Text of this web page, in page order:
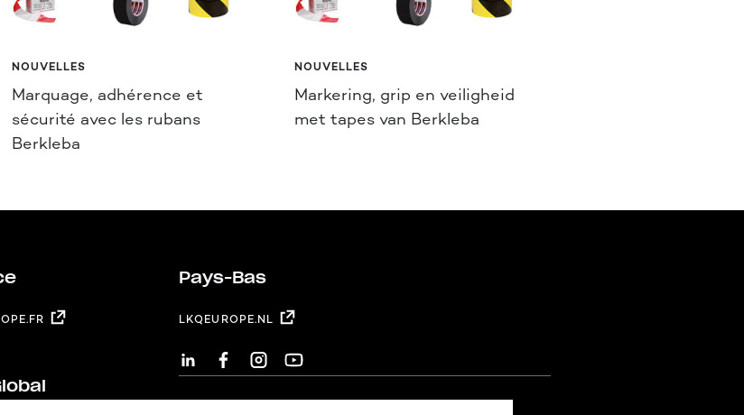
NOUVELLES
Marquage, adhérence et
sécurité avec les rubans
Berkleba
NOUVELLES
Markering, grip en veiligheid
met tapes van Berkleba
Pays-Bas
LKQEUROPE.NL
LINKEDINFACEBOOKINSTAGRAM
YOUTUBE